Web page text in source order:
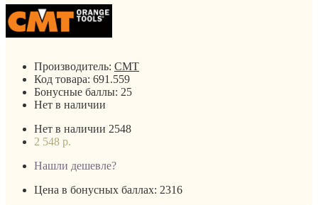
Производитель: CMT
Код товара: 691.559
Бонусные баллы: 25
Нет в наличии
Нет в наличии 2548
2 548 р.
Нашли дешевле?
Цена в бонусных баллах: 2316